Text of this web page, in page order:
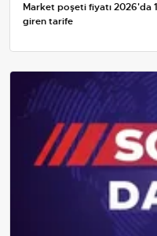
Market poşeti fiyatı 2026'da
giren tarife